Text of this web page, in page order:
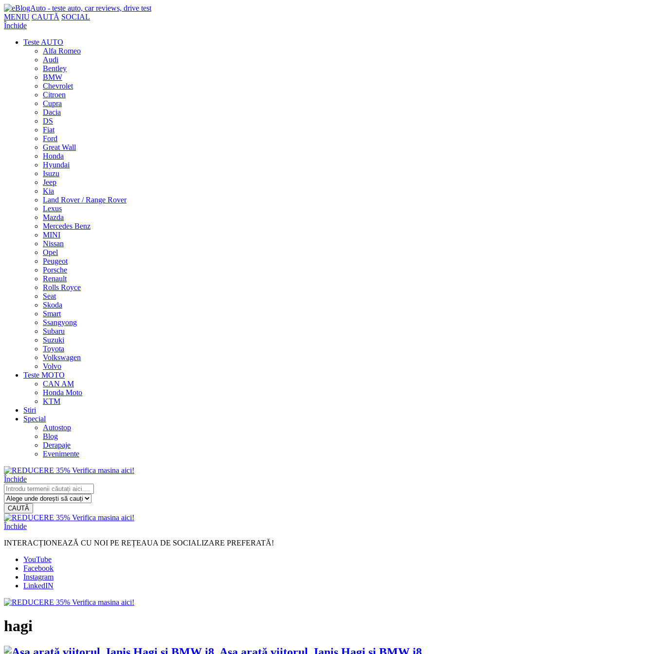
MENIU CAUTĂ SOCIAL
Închide
Teste AUTO
Alfa Romeo
Audi
Bentley
BMW
Chevrolet
Citroen
Cupra
Dacia
DS
Fiat
Ford
Great Wall
Honda
Hyundai
Isuzu
Jeep
Kia
Land Rover / Range Rover
Lexus
Mazda
Mercedes Benz
MINI
Nissan
Opel
Peugeot
Porsche
Renault
Rolls Royce
Seat
Skoda
Smart
Ssangyong
Subaru
Suzuki
Toyota
Volkswagen
Volvo
Teste MOTO
CAN AM
Honda Moto
KTM
Stiri
Special
Autostop
Blog
Derapaje
Evenimente
Închide
CAUTĂ
Închide
INTERACȚIONEAZĂ CU NOI PE REȚEAUA DE SOCIALIZARE PREFERATĂ!
YouTube
Facebook
Instagram
LinkedIN
hagi